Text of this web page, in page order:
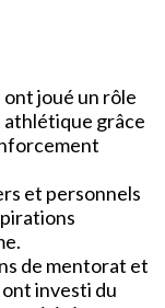
joué un rôle
athlétique grâce
et personnels
de mentorat et
investi du